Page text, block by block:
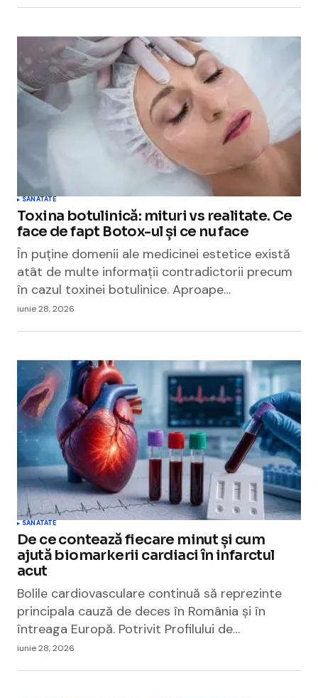
SANATATE
Toxina botulinică: mituri vs realitate. Ce
face de fapt Botox-ul și ce nu face
În puține domenii ale medicinei estetice există
atât de multe informații contradictorii precum
în cazul toxinei botulinice. Aproape…
iunie 28, 2026
SANATATE
De ce contează fiecare minut și cum
ajută biomarkerii cardiaci în infarctul
acut
Bolile cardiovasculare continuă să reprezinte
principala cauză de deces în România și în
întreaga Europă. Potrivit Profilului de…
iunie 28, 2026